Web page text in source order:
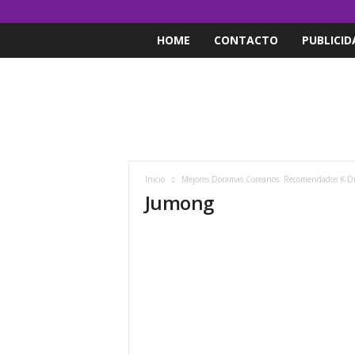
HOME CONTACTO
Inicio Mejores Doramas Coreanos: Recomendados
Jumong